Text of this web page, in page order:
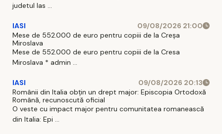
judetul Ias ...
IASI
09/08/2026 21:00
Mese de 552.000 de euro pentru copiii de la Creșa
Miroslava
Mese de 552.000 de euro pentru copiii de la Cresa
Miroslava * admin ...
IASI
09/08/2026 20:13
Românii din Italia obțin un drept major: Episcopia Ortodoxă
Română, recunoscută oficial
O veste cu impact major pentru comunitatea romanească
din Italia: Epi ...